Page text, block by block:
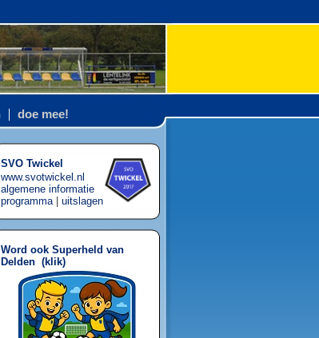
doe mee!
SVO Twickel
www.svotwickel.nl
algemene informatie
programma| uitslagen
Word ook Superheld van
Delden (klik)